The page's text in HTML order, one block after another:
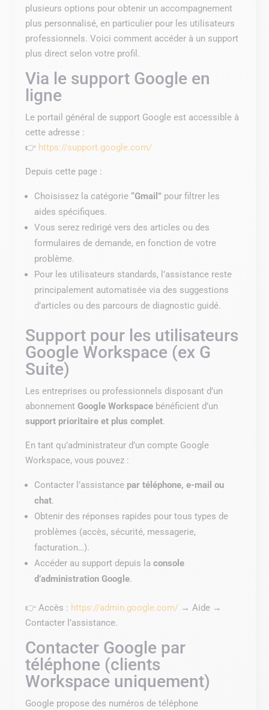
plusieurs options pour obtenir un accompagnement
plus personnalisé, en particulier pour les utilisateurs
professionnels. Voici comment accéder à un support
plus direct selon votre profil.
Via le support Google en
ligne
Le portail général de support Google est accessible à
cette adresse :
👉 https://support.google.com/
Depuis cette page :
Choisissez la catégorie “Gmail” pour filtrer les
aides spécifiques.
Vous serez redirigé vers des articles ou des
formulaires de demande, en fonction de votre
problème.
Pour les utilisateurs standards, l’assistance reste
principalement automatisée via des suggestions
d’articles ou des parcours de diagnostic guidé.
Support pour les utilisateurs
Google Workspace (ex G
Suite)
Les entreprises ou professionnels disposant d’un
abonnementGoogle Workspace bénéficient d’un
support prioritaire et plus complet.
En tant qu’administrateur d’un compte Google
Workspace, vous pouvez :
Contacter l’assistance par téléphone, e-mail ou
chat.
Obtenir des réponses rapides pour tous types de
problèmes (accès, sécurité, messagerie,
facturation…).
Accéder au support depuis laconsole
d’administration Google.
👉 Accès : https://admin.google.com/ → Aide →
Contacter l’assistance.
Contacter Google par
téléphone (clients
Workspace uniquement)
Google propose des numéros de téléphone